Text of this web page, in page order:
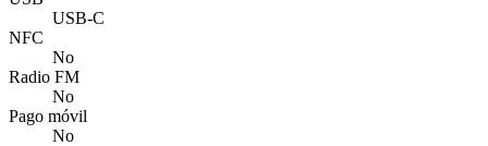
USB-C
NFC
No
Radio FM
No
Pago móvil
No